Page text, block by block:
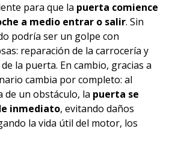
para que la puerta comience
a medio entrar o salir. Sin
podría ser un golpe con
reparación de la carrocería y
la puerta. En cambio, gracias a
cambia por completo: al
de un obstáculo, la puerta se
inmediato, evitando daños
la vida útil del motor, los